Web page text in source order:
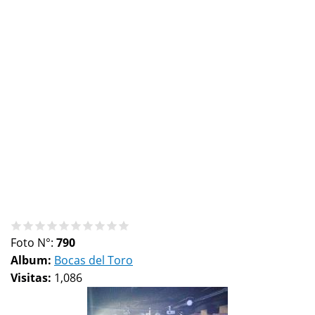
Foto N°: 790
Album: Bocas del Toro
Visitas: 1,086